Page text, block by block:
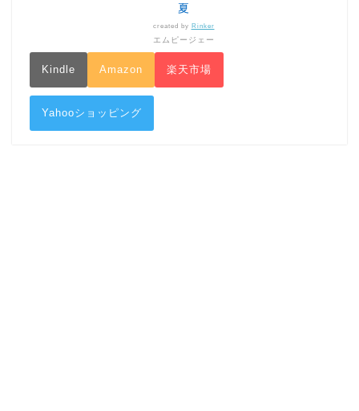
夏
created by Rinker
エムピージェー
Kindle Amazon 楽天市場
Yahooショッピング